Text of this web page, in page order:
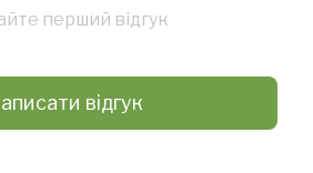
перший відгук
відгук